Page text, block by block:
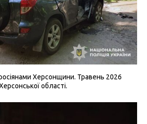
Херсонщини. Травень 2026
області.